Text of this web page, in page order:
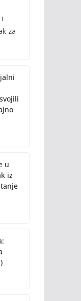
za
u
iz